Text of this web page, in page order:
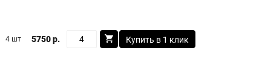
4 шт 5750 р. Купить в 1 клик